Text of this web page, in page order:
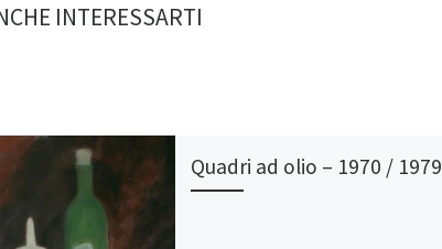
INTERESSARTI
Quadri ad olio – 1970 / 1979